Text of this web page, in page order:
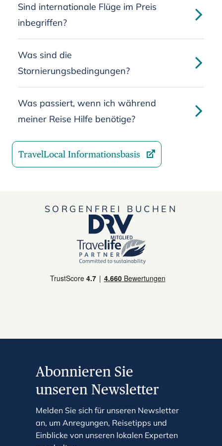
Sind internationale Flüge im Preis
inbegriffen?
Was sind die
Stornierungsbedingungen?
Was passiert, wenn ich während
meiner Reise Hilfe benötige?
TravelLocal Informationsbasis
SORGENFREI BUCHEN
Abonnieren Sie
unseren Newsletter
Melden Sie sich für unseren Newsletter
an, um Anregungen, Reisetipps und
Einblicke von unseren lokalen Experten